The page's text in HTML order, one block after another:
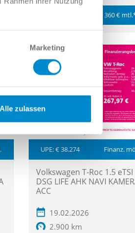
Marketing
Alle zulassen
360 €
UPE: € 38.274 Finanz.
Volkswagen T-Roc 1.5 eTSI
DSG LIFE AHK NAVI
ACC
19.02.2026
2.900 km